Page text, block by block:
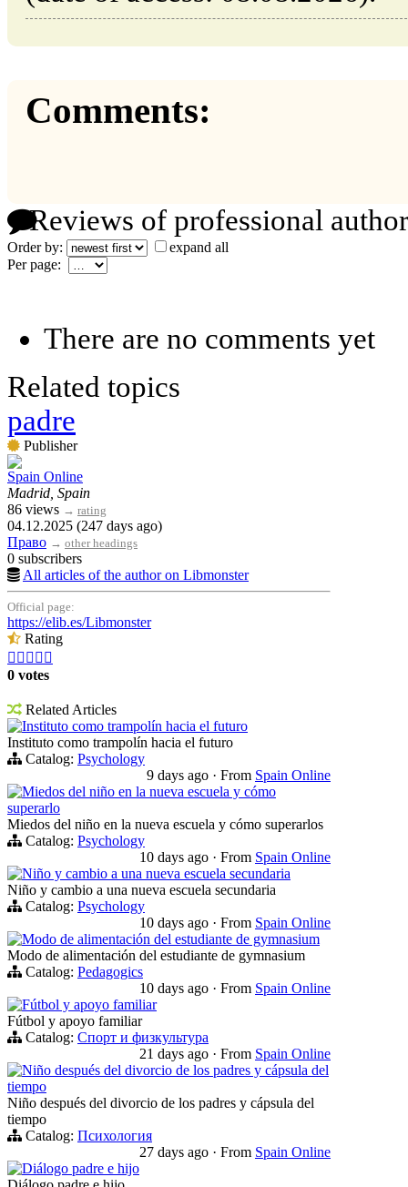
Comments:
Reviews of professional
Order by:
expand all
Per page:
There are no comments yet
Related topics
padre
Publisher
Spain Online
Madrid, Spain
86 views → rating
04.12.2025 (247 days ago)
Право → other headings
0 subscribers
All articles of the author on Libmonster
Official page:
https://elib.es/Libmonster
Rating
    
0 votes
Related Articles
Instituto como trampolín hacia el futuro
Instituto como trampolín hacia el futuro
Catalog: Psychology
9 days ago · From Spain Online
Miedos del niño en la nueva escuela y cómo
superarlo
Miedos del niño en la nueva escuela y cómo superarlos
Catalog: Psychology
10 days ago · From Spain Online
Niño y cambio a una nueva escuela secundaria
Niño y cambio a una nueva escuela secundaria
Catalog: Psychology
10 days ago · From Spain Online
Modo de alimentación del estudiante de gymnasium
Modo de alimentación del estudiante de gymnasium
Catalog: Pedagogics
10 days ago · From Spain Online
Fútbol y apoyo familiar
Fútbol y apoyo familiar
Catalog: Спорт и физкультура
21 days ago · From Spain Online
Niño después del divorcio de los padres y cápsula del
tiempo
Niño después del divorcio de los padres y cápsula del
tiempo
Catalog: Психология
27 days ago · From Spain Online
Diálogo padre e hijo